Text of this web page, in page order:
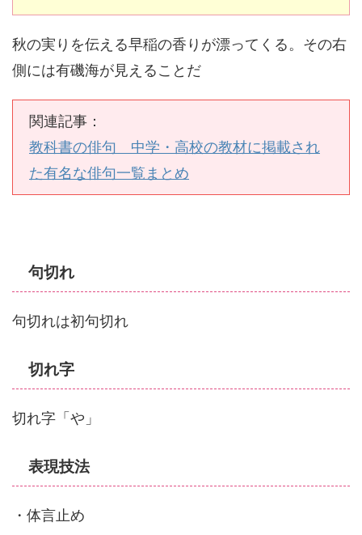
秋の実りを伝える早稲の香りが漂ってくる。その右
側には有磯海が見えることだ
関連記事：
教科書の俳句 中学・高校の教材に掲載され
た有名な俳句一覧まとめ
句切れ
句切れは初句切れ
切れ字
切れ字「や」
表現技法
・体言止め